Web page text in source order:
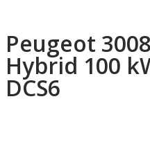
Peugeot
Hybrid 100
DCS6